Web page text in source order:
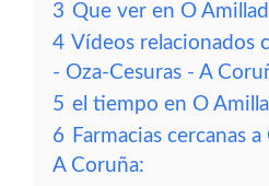
3 Que ver en O
4 Vídeos relacionados
- Oza-Cesuras - A
5 el tiempo en O
6 Farmacias cercanas
A Coruña: